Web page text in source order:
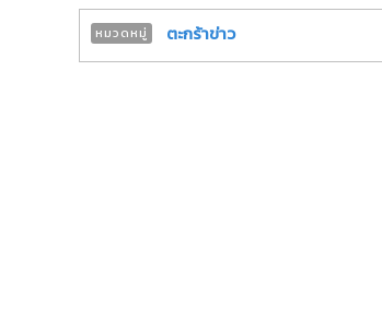
หมวดหมู่ ตะกร้าข่าว